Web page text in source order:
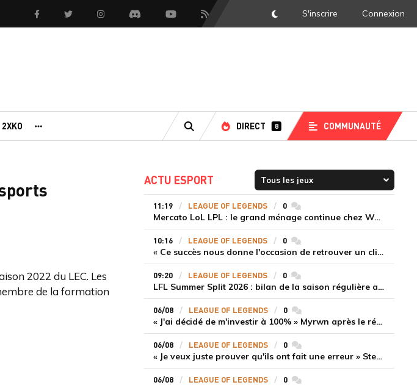
FacebookTwitter InstagramDiscord YoutubeFlux RSS DarkMode
S'inscrire Connexion
2XKO
RECHERCHE
DIRECT 8 COMMUNAUTÉ
2022 du LEC. Les
de la formation
ACTU ESPORT
11:19 LEAGUE OF LEGENDS 0commentaires
Mercato LoL LPL : le grand ménage continue chez Weibo Gaming, Jiejie quitte le navire au profit de Xiaohao
10:16 LEAGUE OF LEGENDS 0commentaires
« Ce succès nous donne l'occasion de retrouver un climat beaucoup plus positif » Ryu et Canyon soulagés après la victoire de Gen.G sur HLE
09:20 LEAGUE OF LEGENDS 0commentaires
LFL Summer Split 2026 : bilan de la saison régulière avec Solary en tête
06/08 LEAGUE OF LEGENDS 0commentaires
« J'ai décidé de m'investir à 100% » Myrwn après le réveil de Movistar KOI face à Fnatic
06/08 LEAGUE OF LEGENDS 0commentaires
« Je veux juste prouver qu'ils ont fait une erreur » Stend se confie sur son mercato chaotique et ses ambitions avec Shifters
06/08 LEAGUE OF LEGENDS 0commentaires